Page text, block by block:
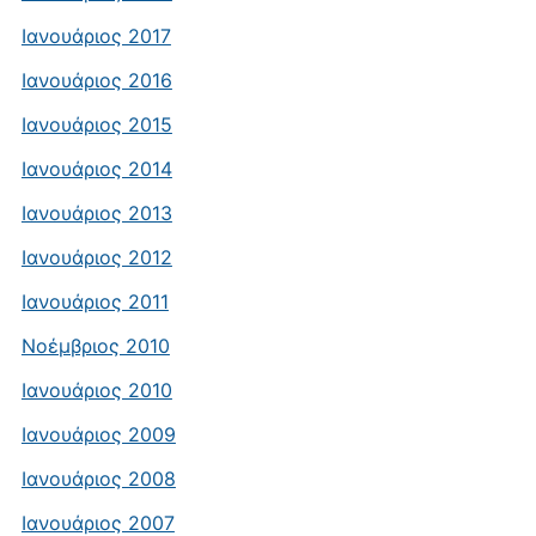
Ιανουάριος 2017
Ιανουάριος 2016
Ιανουάριος 2015
Ιανουάριος 2014
Ιανουάριος 2013
Ιανουάριος 2012
Ιανουάριος 2011
Νοέμβριος 2010
Ιανουάριος 2010
Ιανουάριος 2009
Ιανουάριος 2008
Ιανουάριος 2007